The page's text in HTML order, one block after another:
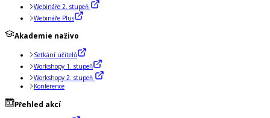
Webináře 2. stupeň
Webináře Plus
Akademie naživo
Setkání učitelů
Workshopy 1. stupeň
Workshopy 2. stupeň
Konference
Přehled akcí